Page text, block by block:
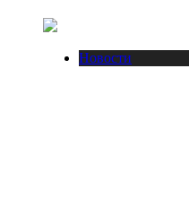
Новости